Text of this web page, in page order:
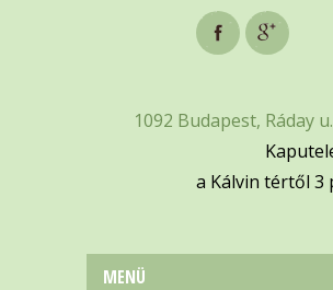
1092 Budapest, Ráday
a Kálvin tértől 3
MENÜ